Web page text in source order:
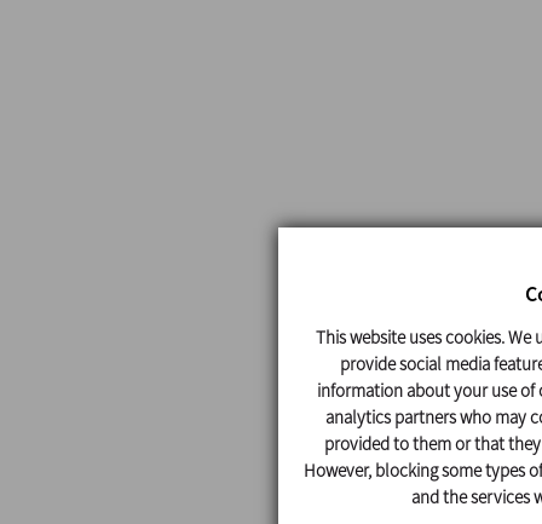
This website uses cookies.
provide social media
information about your use of
analytics partners who may
provided to them or that
However, blocking some types
and the services